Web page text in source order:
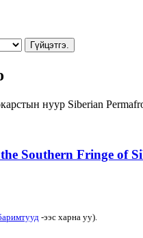
Гүйцэтгэ.
нуур Siberian
Southern Fringe of
-ээс харна уу).